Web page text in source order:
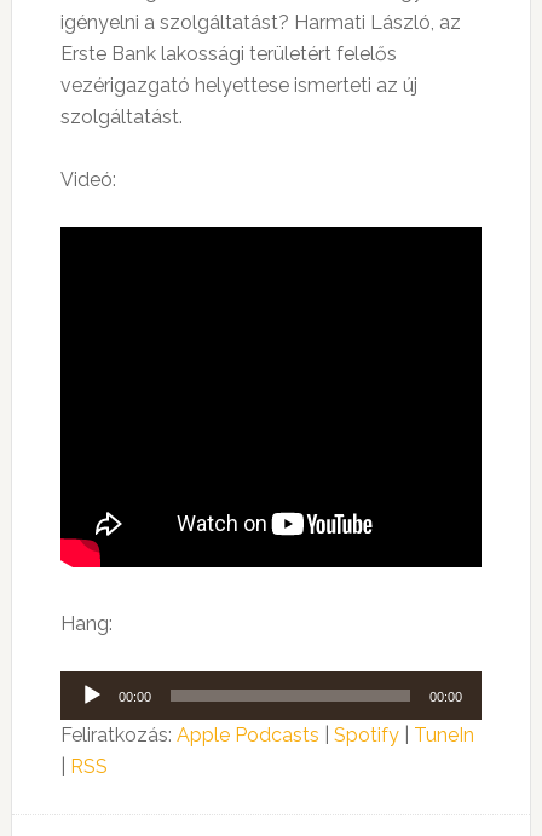
igényelni a szolgáltatást? Harmati László, az
Erste Bank lakossági területért felelős
vezérigazgató helyettese ismerteti az új
szolgáltatást.
Videó:
Hang:
Audió
lejátszó
00:00 00:00
Feliratkozás: Apple Podcasts Spotify| TuneIn
RSS